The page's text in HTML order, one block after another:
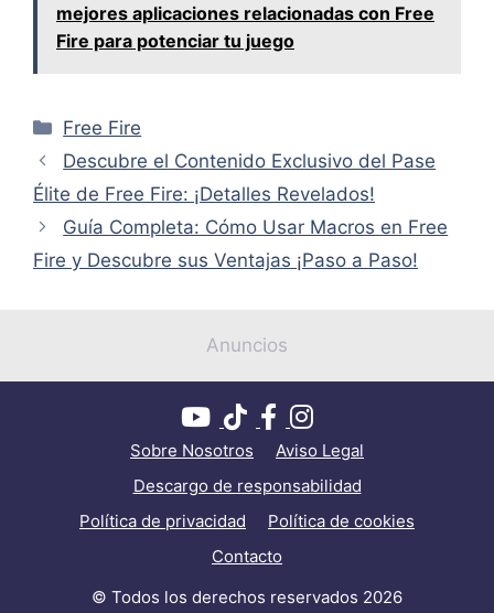
mejores aplicaciones relacionadas con Free
Fire para potenciar tu juego
Categorías
Free Fire
Descubre el Contenido Exclusivo del Pase
Élite de Free Fire: ¡Detalles Revelados!
Guía Completa: Cómo Usar Macros en Free
Fire y Descubre sus Ventajas ¡Paso a Paso!
Anuncios
Sobre Nosotros
Aviso Legal
Descargo de responsabilidad
Política de privacidad
Política de cookies
Contacto
© Todos los derechos reservados 2026